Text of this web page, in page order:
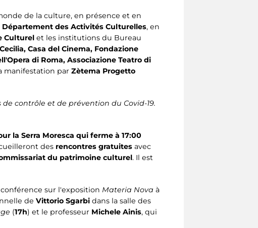
de la culture, en présence et en
des Activités Culturelles, en
Culturel et les institutions du Bureau
Casa del Cinema, Fondazione
di Roma, Associazione Teatro di
manifestation par Zètema Progetto
contrôle et de prévention du Covid-19.
la Serra Moresca qui ferme à 17:00
des rencontres gratuites avec
du patrimoine culturel. Il est
sur l'exposition Materia Nova à
de Vittorio Sgarbi dans la salle des
(17h) et le professeur Michele Ainis, qui